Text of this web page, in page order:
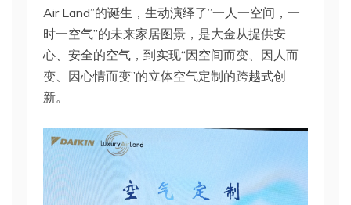
Air Land”的诞生，生动演绎了”一人一空间，一
时一空气”的未来家居图景，是大金从提供安
心、安全的空气，到实现“因空间而变、因人而
变、因心情而变”的立体空气定制的跨越式创
新。